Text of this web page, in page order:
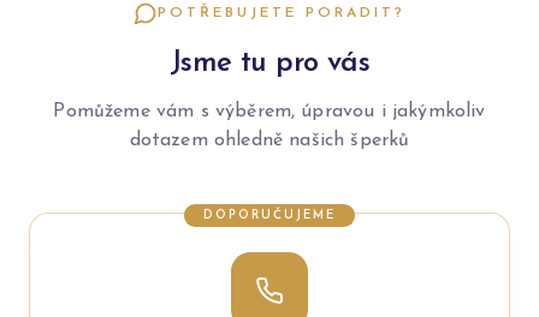
POTŘEBUJETE PORADIT?
Jsme tu pro vás
Pomůžeme vám s výběrem, úpravou i jakýmkoliv
dotazem ohledně našich šperků
DOPORUČUJEME